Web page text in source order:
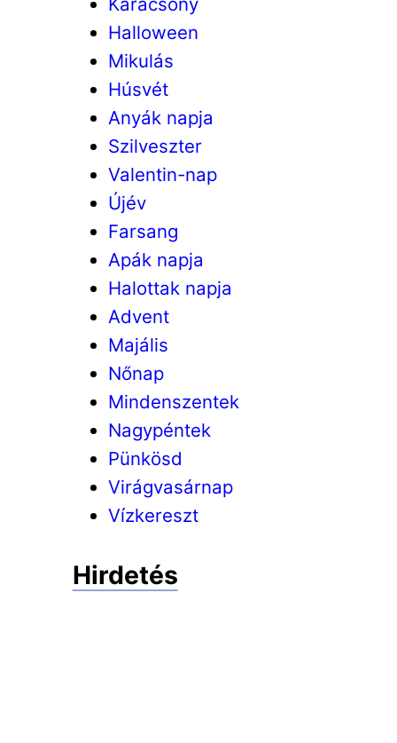
Halloween
Mikulás
Húsvét
Anyák napja
Szilveszter
Valentin-nap
Újév
Farsang
Apák napja
Halottak napja
Advent
Majális
Nőnap
Mindenszentek
Nagypéntek
Pünkösd
Virágvasárnap
Vízkereszt
Hirdetés